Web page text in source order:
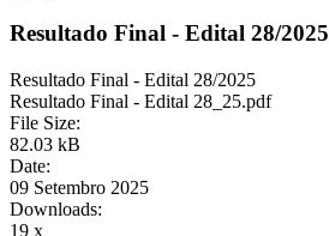
Resultado Final - Edital 28/2025
Resultado Final - Edital 28/2025
Resultado Final - Edital 28_25.pdf
File Size:
82.03 kB
Date:
09 Setembro 2025
Downloads:
19 x